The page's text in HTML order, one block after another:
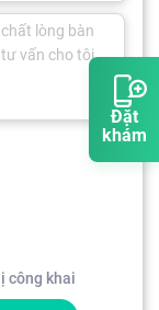
Đặt
khám
công khai